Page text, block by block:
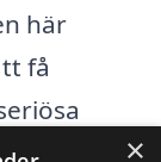
här
få
×